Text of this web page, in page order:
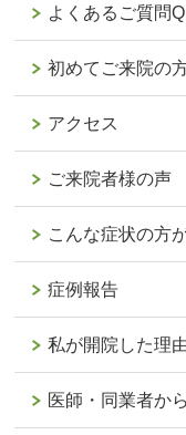
よくあるご質問
初めてご来院の
アクセス
ご来院者様の声
こんな症状の方
症例報告
私が開院した理
医師・同業者か